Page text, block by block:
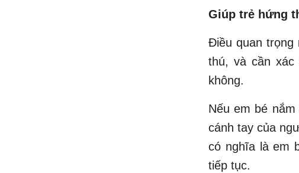
Giúp trẻ hứng
Điều quan trọng
thú, và cần xác
không.
Nếu em bé
cánh tay của
có nghĩa là em
tiếp tục.